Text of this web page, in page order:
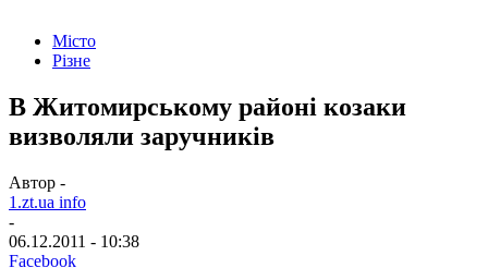
Місто
Різне
В Житомирському районі козаки
визволяли заручників
Автор -
1.zt.ua info
-
06.12.2011 - 10:38
Facebook